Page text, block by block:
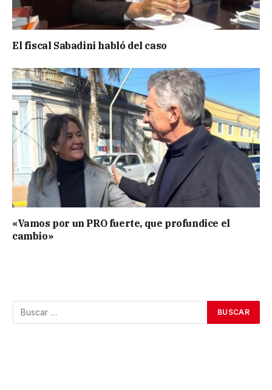
El fiscal Sabadini habló del caso
«Vamos por un PRO fuerte, que profundice el
cambio»